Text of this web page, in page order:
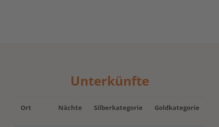
Unterkünfte
Ort Nächte Silberkategorie Goldkategorie